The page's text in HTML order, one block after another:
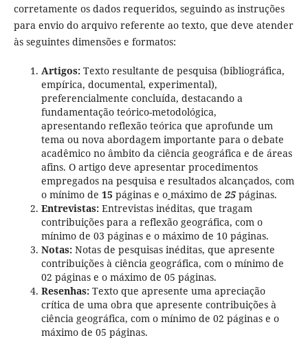
corretamente os dados requeridos, seguindo as instruções
para envio do arquivo referente ao texto, que deve atender
às seguintes dimensões e formatos:
Artigos:Texto resultante de pesquisa (bibliográfica,
empírica, documental, experimental),
preferencialmente concluída, destacando a
fundamentação teórico-metodológica,
apresentando reflexão teórica que aprofunde um
tema ou nova abordagem importante para o debate
acadêmico no âmbito da ciência geográfica e de áreas
afins. O artigo deve apresentar procedimentos
empregados na pesquisa e resultados alcançados, com
o mínimo de 15 páginas e o máximo de 25 páginas.
Entrevistas:Entrevistas inéditas, que tragam
contribuições para a reflexão geográfica, com o
mínimo de 03 páginas e o máximo de 10 páginas.
Notas: Notas de pesquisas inéditas, que apresente
contribuições à ciência geográfica, com o mínimo de
02 páginas e o máximo de 05 páginas.
Resenhas:Texto que apresente uma apreciação
crítica de uma obra que apresente contribuições à
ciência geográfica, com o mínimo de 02 páginas e o
máximo de 05 páginas.